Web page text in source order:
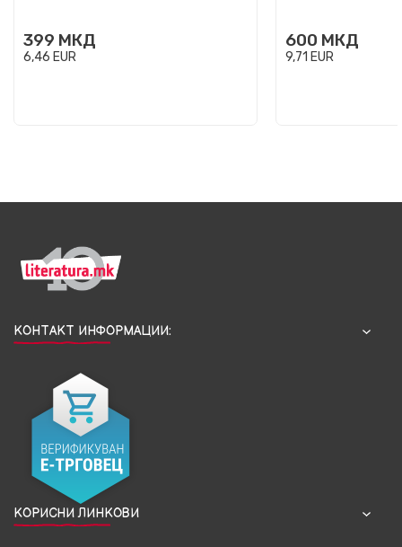
399 МКД
6,46 EUR
600 МКД
9,71 EUR
КОНТАКТ ИНФОРМАЦИИ:
КОРИСНИ ЛИНКОВИ